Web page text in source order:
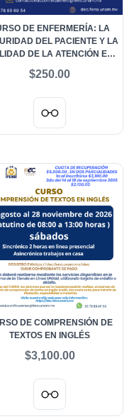
DE ENFERMERÍA: LA
DEL PACIENTE Y LA
DE LA ATENCIÓN EN
PRINCIPALES PARA
$250.00
DE COMPRENSIÓN DE
TEXTOS EN INGLÉS
$3,100.00